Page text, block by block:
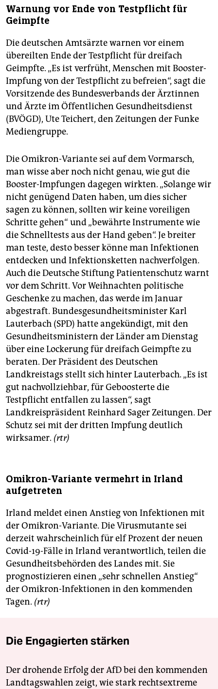
Warnung vor Ende von Testpflicht für
Geimpfte
Die deutschen Amtsärzte warnen vor einem
übereilten Ende der Testpflicht für dreifach
Geimpfte. „Es ist verfrüht, Menschen mit Booster-
Impfung von der Testpflicht zu befreien“, sagt die
Vorsitzende des Bundesverbands der Ärztinnen
und Ärzte im Öffentlichen Gesundheitsdienst
(BVÖGD), Ute Teichert, den Zeitungen der Funke
Mediengruppe.
Die Omikron-Variante sei auf dem Vormarsch,
man wisse aber noch nicht genau, wie gut die
Booster-Impfungen dagegen wirkten. „Solange wir
nicht genügend Daten haben, um dies sicher
sagen zu können, sollten wir keine voreiligen
Schritte gehen“ und „bewährte Instrumente wie
die Schnelltests aus der Hand geben“. Je breiter
man teste, desto besser könne man Infektionen
entdecken und Infektionsketten nachverfolgen.
Auch die Deutsche Stiftung Patientenschutz warnt
vor dem Schritt. Vor Weihnachten politische
Geschenke zu machen, das werde im Januar
abgestraft. Bundesgesundheitsminister Karl
Lauterbach (SPD) hatte angekündigt, mit den
Gesundheitsministern der Länder am Dienstag
über eine Lockerung für dreifach Geimpfte zu
beraten. Der Präsident des Deutschen
Landkreistags stellt sich hinter Lauterbach. „Es ist
gut nachvollziehbar, für Geboosterte die
Testpflicht entfallen zu lassen“, sagt
Landkreispräsident Reinhard Sager Zeitungen. Der
Schutz sei mit der dritten Impfung deutlich
wirksamer. (rtr)
Omikron-Variante vermehrt in Irland
aufgetreten
Irland meldet einen Anstieg von Infektionen mit
der Omikron-Variante. Die Virusmutante sei
derzeit wahrscheinlich für elf Prozent der neuen
Covid-19-Fälle in Irland verantwortlich, teilen die
Gesundheitsbehörden des Landes mit. Sie
prognostizieren einen „sehr schnellen Anstieg“
der Omikron-Infektionen in den kommenden
Tagen. (rtr)
Die Engagierten stärken
Der drohende Erfolg der AfD bei den kommenden
Landtagswahlen zeigt, wie stark rechtsextreme